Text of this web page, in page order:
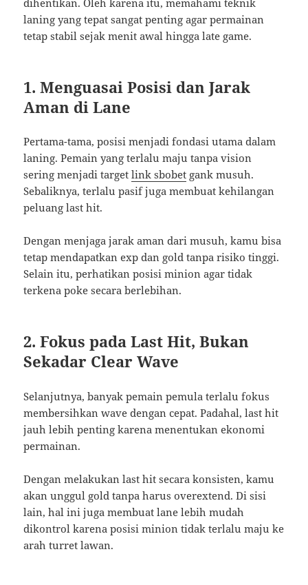
laning yang tepat sangat penting agar permainan
tetap stabil sejak menit awal hingga late game.
1. Menguasai Posisi dan Jarak
Aman di Lane
Pertama-tama, posisi menjadi fondasi utama dalam
laning. Pemain yang terlalu maju tanpa vision
sering menjadi targetlink sbobet gank musuh.
Sebaliknya, terlalu pasif juga membuat kehilangan
peluang last hit.
Dengan menjaga jarak aman dari musuh, kamu bisa
tetap mendapatkan exp dan gold tanpa risiko tinggi.
Selain itu, perhatikan posisi minion agar tidak
terkena poke secara berlebihan.
2. Fokus pada Last Hit, Bukan
Sekadar Clear Wave
Selanjutnya, banyak pemain pemula terlalu fokus
membersihkan wave dengan cepat. Padahal, last hit
jauh lebih penting karena menentukan ekonomi
permainan.
Dengan melakukan last hit secara konsisten, kamu
akan unggul gold tanpa harus overextend. Di sisi
lain, hal ini juga membuat lane lebih mudah
dikontrol karena posisi minion tidak terlalu maju ke
arah turret lawan.